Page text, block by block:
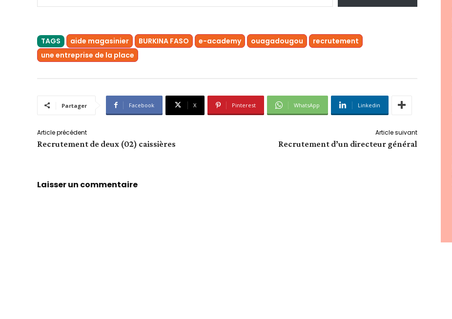
TAGS aide magasinier BURKINA FASO e-academy ouagadougou
recrutement
une entreprise de la place
Partager Facebook X Pinterest WhatsApp Linkedin
Article précédent
Recrutement de deux (02) caissières
Article suivant
Recrutement d’un directeur général
Laisser un commentaire